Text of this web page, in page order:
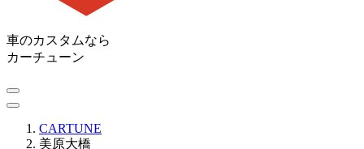
車のカスタムなら
カーチューン
CARTUNE
美原大橋